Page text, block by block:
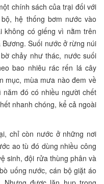
chính sách của trại đối với
hệ thống bơm nước vào
không có giếng vì nằm trên
Suối nước ở rừng núi
chảy như thác, nước suối
bao nhiêu rác rến lá cây
mục, mùa mưa nào đem về
đó có nhiều người chết
nhanh chóng, kể cả ngoài
chỉ còn nước ở những nơi
ao tù đó dùng nhiều công
sinh, đội rửa thùng phân và
uống nước, cán bộ giặt áo